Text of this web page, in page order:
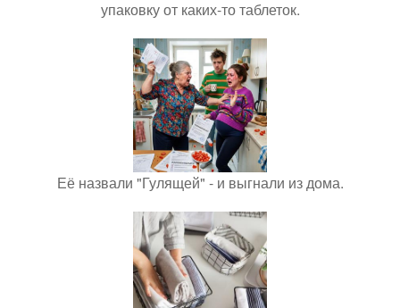
упаковку от каких-то таблеток.
Её назвали "Гулящей" - и выгнали из дома.